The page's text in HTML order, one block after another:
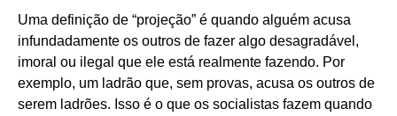
Uma definição de “projeção” é quando alguém acusa
infundadamente os outros de fazer algo desagradável,
imoral ou ilegal que ele está realmente fazendo. Por
exemplo, um ladrão que, sem provas, acusa os outros de
serem ladrões. Isso é o que os socialistas fazem quando